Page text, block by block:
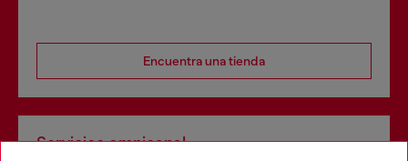
Encuentra una tienda
Servicios omnicanal